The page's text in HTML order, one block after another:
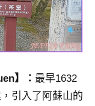
】： 最早1632
引入了阿蘇山的